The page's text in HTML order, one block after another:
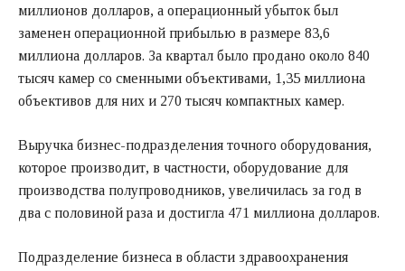
миллионов долларов, а операционный убыток был
заменен операционной прибылью в размере 83,6
миллиона долларов. За квартал было продано около 840
тысяч камер со сменными объективами, 1,35 миллиона
объективов для них и 270 тысяч компактных камер.
Выручка бизнес-подразделения точного оборудования,
которое производит, в частности, оборудование для
производства полупроводников, увеличилась за год в
два с половиной раза и достигла 471 миллиона долларов.
Подразделение бизнеса в области здравоохранения